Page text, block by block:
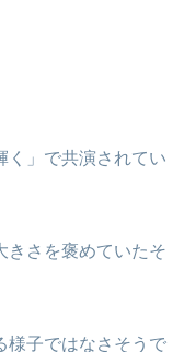
く」で共演されてい
きさを褒めていたそ
様子ではなさそうで